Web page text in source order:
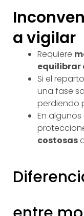
a vigilar
Requiere
equilibrar
Si el
una fase
perdiendo
En
costosas